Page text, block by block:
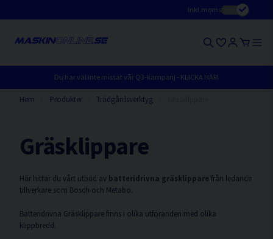
Inkl.moms
Du har väl inte missat vår Q3-kampanj - KLICKA HÄR!
Hem Produkter Trädgårdsverktyg
Gräsklippare
Här hittar du vårt utbud av batteridrivna gräsklippare från ledande
tillverkare som Bosch och Metabo.
Batteridrivna Gräsklippare finns i olika utföranden med olika
klippbredd.